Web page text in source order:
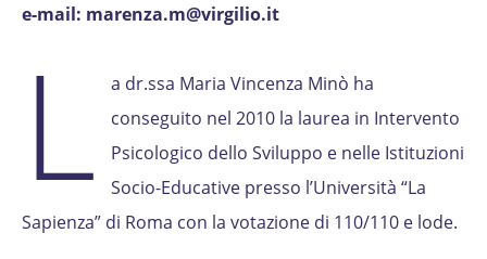
e-mail: marenza.m@virgilio.it
L
a dr.ssa Maria Vincenza Minò ha
conseguito nel 2010 la laurea in Intervento
Psicologico dello Sviluppo e nelle Istituzioni
Socio-Educative presso l’Università “La
Sapienza” di Roma con la votazione di 110/110 e lode.